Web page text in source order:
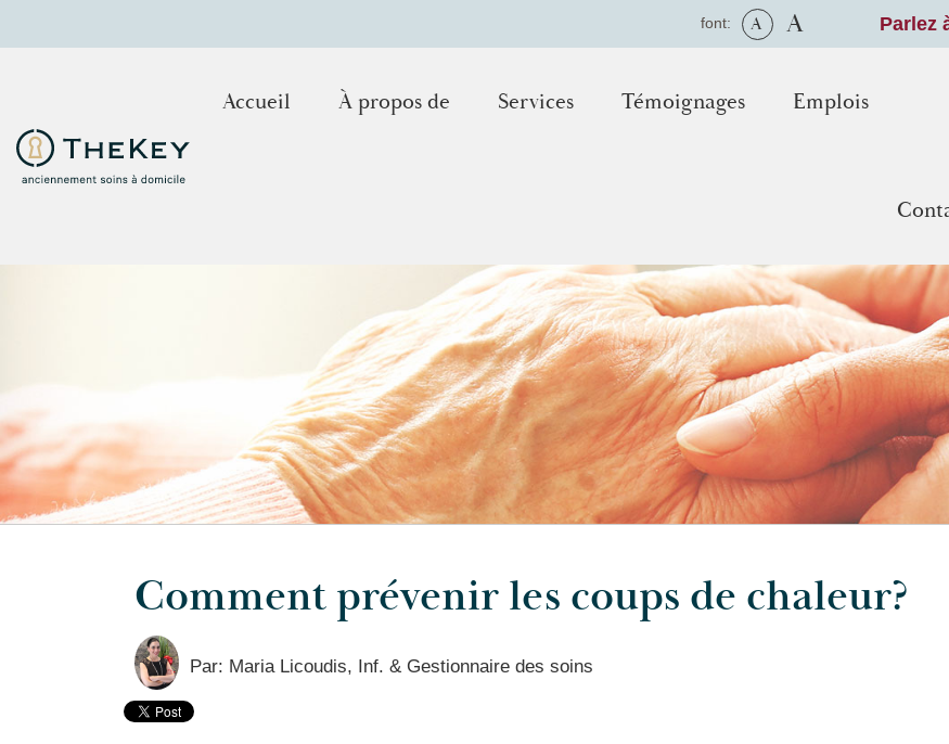
font: A A Parlez
Accueil À propos de Services Témoignages Emplois
Comment prévenir les coups de chaleur?
Par: Maria Licoudis, Inf. & Gestionnaire des soins